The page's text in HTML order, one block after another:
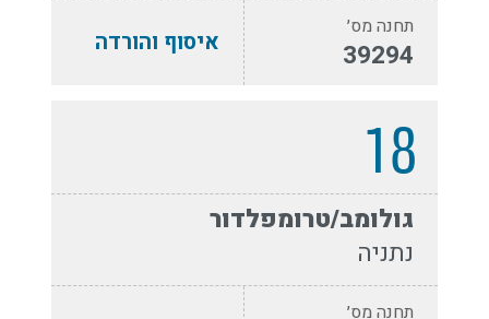
תחנה מס׳
39294 איסוף והורדה
18
גולומב/טרומפלדור
נתניה
תחנה מס׳